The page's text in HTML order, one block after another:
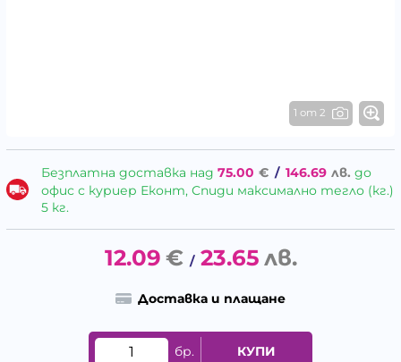
1 от 2
Безплатна доставка над 75.00 € / 146.69 лв. до
офис с куриер Еконт, Спиди максимално тегло (кг.)
5 кг.
12.09 € / 23.65 лв.
Доставка и плащане
бр. КУПИ